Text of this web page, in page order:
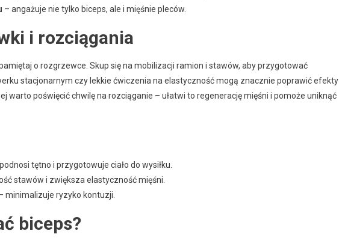
– angażuje nie tylko biceps, ale i mięśnie pleców.
i rozciągania
o rozgrzewce. Skup się na mobilizacji ramion i stawów, aby przygotować
stacjonarnym czy lekkie ćwiczenia na elastyczność mogą znacznie poprawić efekty
warto poświęcić chwilę na rozciąganie – ułatwi to regenerację mięśni i pomoże uniknąć
tętno i przygotowuje ciało do wysiłku.
stawów i zwiększa elastyczność mięśni.
minimalizuje ryzyko kontuzji.
biceps?